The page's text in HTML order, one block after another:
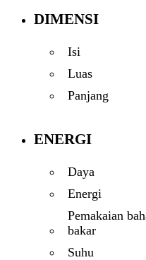
DIMENSI
Isi
Luas
Panjang
ENERGI
Daya
Energi
Pemakaian
bakar
Suhu